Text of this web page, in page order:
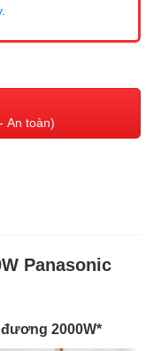
.
An toàn)
Panasonic
2000W*